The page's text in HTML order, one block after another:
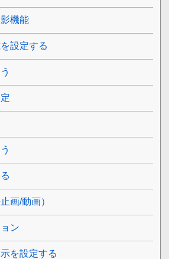
機能
設定する
止画/動画）
ン
を設定する